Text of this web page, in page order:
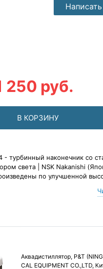
250 руб.
В КОРЗИНУ
- турбинный наконечник со
света | NSK Nakanishi
по улучшенной
Аквадистиллятор, P&T
CAL EQUIPMENT CO.,LTD,